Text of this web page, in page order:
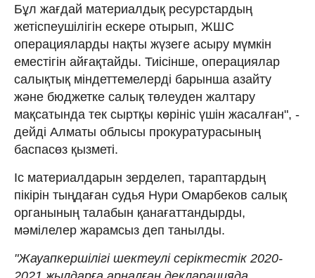
Бұл жағдай материалдық ресурстардың
жетіспеушілігін ескере отырып, ЖШС
операцияларды нақты жүзеге асыру мүмкін
еместігін айғақтайды. Тиісінше, операциялар
салықтық міндеттемелерді барынша азайту
және бюджетке салық төлеуден жалтару
мақсатында тек сыртқы көрініс үшін жасалған", -
дейді Алматы облысы прокуратурасының
баспасөз қызметі.
Іс материалдарын зерделеп, тараптардың
пікірін тыңдаған судья Нури Омарбеков салық
органының талабын қанағаттандырды,
мәмілелер жарамсыз деп танылды.
"Жауапкершілігі шектеулі серіктестік 2020-